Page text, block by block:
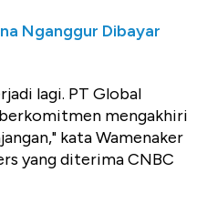
Nganggur Dibayar
lagi. PT Global
mengakhiri
kata Wamenaker
yang diterima CNBC